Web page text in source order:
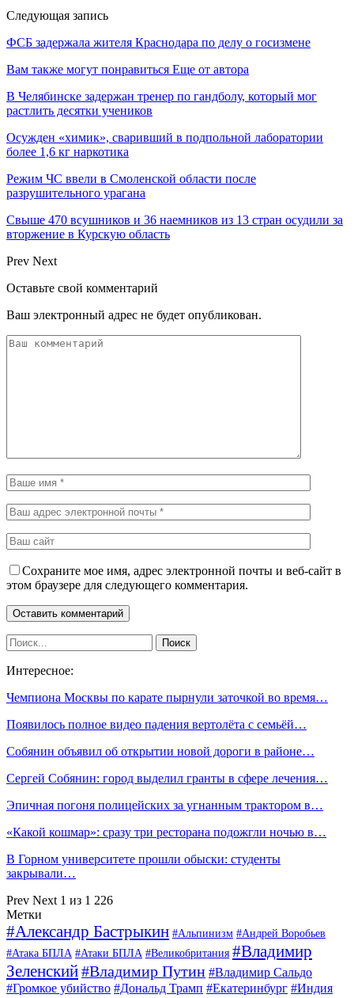
Следующая запись
ФСБ задержала жителя Краснодара по делу о госизмене
Вам также могут понравиться Еще от автора
В Челябинске задержан тренер по гандболу, который мог
растлить десятки учеников
Осужден «химик», сваривший в подпольной лаборатории
более 1,6 кг наркотика
Режим ЧС ввели в Смоленской области после
разрушительного урагана
Свыше 470 всушников и 36 наемников из 13 стран осудили за
вторжение в Курскую область
Prev Next
Оставьте свой комментарий
Ваш электронный адрес не будет опубликован.
Сохраните мое имя, адрес электронной почты и веб-сайт в
этом браузере для следующего комментария.
Интересное:
Чемпиона Москвы по карате пырнули заточкой во время…
Появилось полное видео падения вертолёта с семьёй…
Собянин объявил об открытии новой дороги в районе…
Сергей Собянин: город выделил гранты в сфере лечения…
Эпичная погоня полицейских за угнанным трактором в…
«Какой кошмар»: сразу три ресторана подожгли ночью в…
В Горном университете прошли обыски: студенты
закрывали…
Prev Next 1 из 1 226
Метки
#Александр Бастрыкин #Альпинизм #Андрей Воробьев
#Атака БПЛА #Атаки БПЛА #Великобритания #Владимир
Зеленский#Владимир Путин #Владимир Сальдо
#Громкое убийство #Дональд Трамп #Екатеринбург #Индия